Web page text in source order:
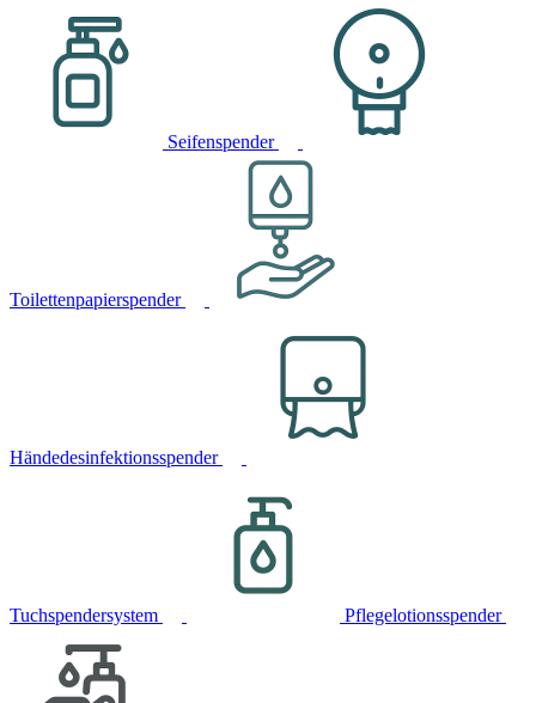
Seifenspender
Toilettenpapierspender
Händedesinfektionsspender
Tuchspendersystem Pflegelotionsspender